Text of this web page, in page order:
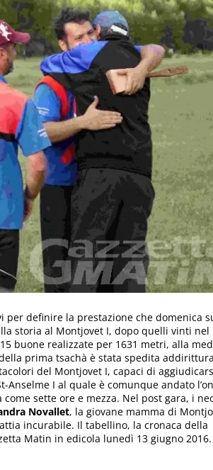
per definire la prestazione che domenica
storia al Montjovet I, dopo quelli vinti nel
buone realizzate per 1631 metri, alla
prima tsachà è stata spedita
del Montjovet I, capaci di
Anselme I al quale è comunque andato
sette ore e mezza. Nel post gara, i
Novallet, la giovane mamma di
incurabile. Il tabellino, la cronaca della
Matin in edicola lunedì 13 giugno 2016.